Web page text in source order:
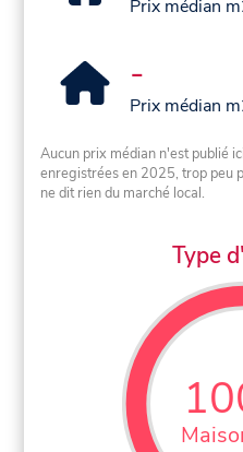
Prix médian
-
Prix médian
Aucun prix médian n'est publié
enregistrées en 2025, trop peu
ne dit rien du marché local.
Type